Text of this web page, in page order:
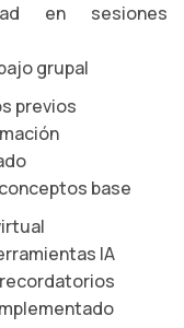
en sesiones
grupal
previos
base
IA
recordatorios